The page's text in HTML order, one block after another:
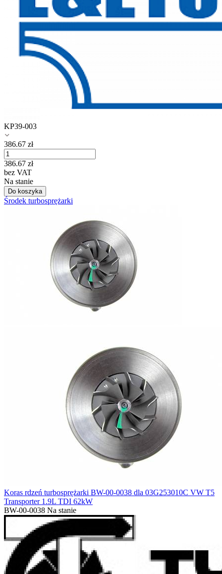
KP39-003
386.67 zł
386.67 zł
bez VAT
Na stanie
Do koszyka
Środek turbosprężarki
Koras rdzeń turbosprężarki BW-00-0038 dla 03G253010C VW T5
Transporter 1.9L TDI 62kW
BW-00-0038 Na stanie